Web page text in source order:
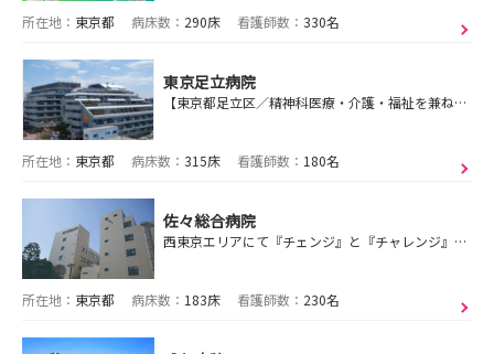
所在地： 東京都 病床数： 290床 看護師数： 330名
東京足立病院
【東京都足立区／精神科医療・介護・福祉を兼ね備えた地域の病院】2027・2028年卒向け｜説明・見学会、選考会 ご予約受付中！
所在地： 東京都 病床数： 315床 看護師数： 180名
佐々総合病院
西東京エリアにて『チェンジ』と『チャレンジ』をし続けている２次救急病院です。西武新宿線「田無」駅から徒歩３分！インターンシップ・見学会の予約開始！
所在地： 東京都 病床数： 183床 看護師数： 230名